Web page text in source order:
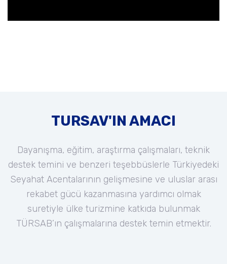
TURSAV'IN AMACI
Dayanışma, eğitim, araştırma çalışmaları, teknik
destek temini ve benzeri teşebbüslerle Türkiyedeki
Seyahat Acentalarının gelişmesine ve uluslar arası
rekabet gücü kazanmasına yardımcı olmak
suretiyle ülke turizmine katkıda bulunmak
TÜRSAB’ın çalışmalarına destek temin etmektir.